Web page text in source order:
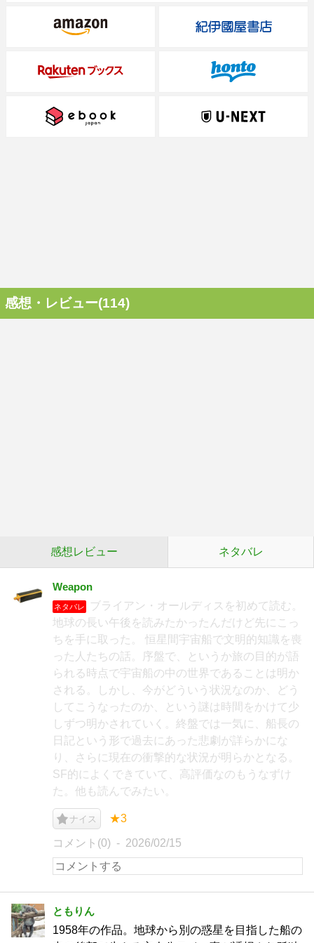
感想・レビュー(114)
感想レビュー ネタバレ
Weapon
ネタバレ
ブライアン・オールディスを初めて読む。
地球の長い午後を読みたかったんだけど先にこっ
ちを手に取った。 恒星間宇宙船で文明的知識を喪
った人たちの話。序盤で、というか旅の目的が語
られる時点で宇宙船の中の世界であることは明か
される。しかし、今がどういう状況なのか、どう
してこうなったのか、という謎は時間をかけて少
しずつ明かされていく。終盤では一気に、船長の
日記という形で過去にあった悲劇が詳らかにな
り、さらに現在の衝撃的な状況が明らかとなる。
SF的によくできていて、高評価なのもうなずけ
た。他も読んでみたい。
ナイス ★3
コメント(0) 2026/02/15
ともりん
1958年の作品。地球から別の惑星を目指した船の